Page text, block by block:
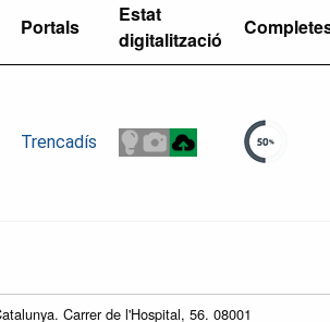
Portals
Estat
digitalització
Trencadís
Carrer de l'Hospital, 56. 08001